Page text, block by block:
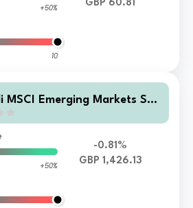
+50%
10
GBP 60.81
MSCI Emerging Markets SRI
+50%
-0.81%
GBP 1,426.13